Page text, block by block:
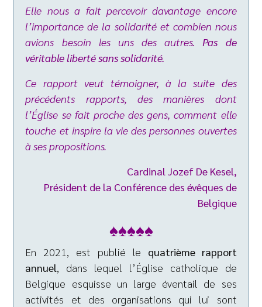
Elle nous a fait percevoir davantage encore
l’importance de la solidarité et combien nous
avions besoin les uns des autres. Pas de
véritable liberté sans solidarité.
Ce rapport veut témoigner, à la suite des
précédents rapports, des manières dont
l’Église se fait proche des gens, comment elle
touche et inspire la vie des personnes ouvertes
à ses propositions.
Cardinal Jozef De Kesel,
Président de la Conférence des évêques de
Belgique
♠♠♠♠♠
En 2021, est publié le quatrième rapport
annuel
, dans lequel l’Église catholique de
Belgique esquisse un large éventail de ses
activités et des organisations qui lui sont